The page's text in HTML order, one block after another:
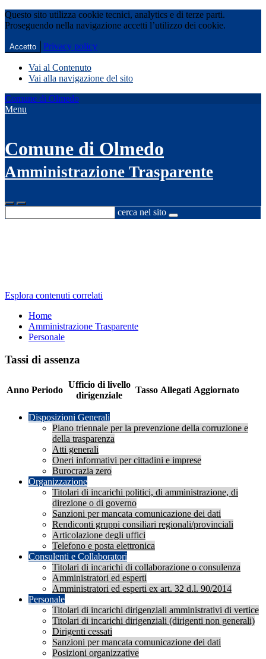
Questo sito utilizza cookie tecnici, analytics e di terze parti.
Proseguendo nella navigazione accetti l’utilizzo dei cookie.
Accetto Privacy policy
Vai al Contenuto
Vai alla navigazione del sito
Comune di Olmedo
Menu
Comune di Olmedo
Amministrazione Trasparente
cerca nel sito
Esplora contenuti correlati
Home
Amministrazione Trasparente
Personale
Tassi di assenza
Anno Periodo
Ufficio di livello
dirigenziale
Tasso Allegati Aggiornato
Disposizioni Generali
Piano triennale per la prevenzione della corruzione e
della trasparenza
Atti generali
Oneri informativi per cittadini e imprese
Burocrazia zero
Organizzazione
Titolari di incarichi politici, di amministrazione, di
direzione o di governo
Sanzioni per mancata comunicazione dei dati
Rendiconti gruppi consiliari regionali/provinciali
Articolazione degli uffici
Telefono e posta elettronica
Consulenti e Collaboratori
Titolari di incarichi di collaborazione o consulenza
Amministratori ed esperti
Amministratori ed esperti ex art. 32 d.l. 90/2014
Personale
Titolari di incarichi dirigenziali amministrativi di vertice
Titolari di incarichi dirigenziali (dirigenti non generali)
Dirigenti cessati
Sanzioni per mancata comunicazione dei dati
Posizioni organizzative